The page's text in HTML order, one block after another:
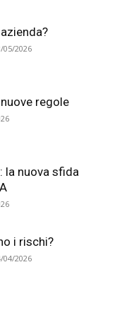
05/2026
regole
la nuova sfida
i rischi?
04/2026